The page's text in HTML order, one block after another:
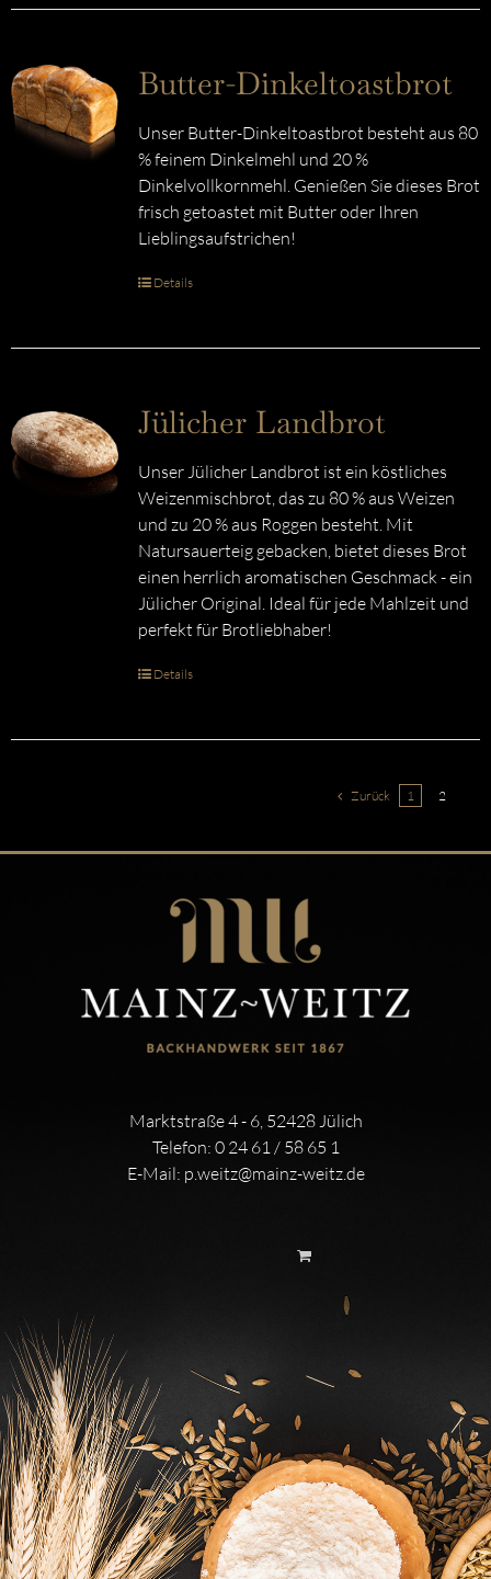
Butter-Dinkeltoastbrot
Unser Butter-Dinkeltoastbrot besteht aus 80
% feinem Dinkelmehl und 20 %
Dinkelvollkornmehl. Genießen Sie dieses Brot
frisch getoastet mit Butter oder Ihren
Lieblingsaufstrichen!
Details
Jülicher Landbrot
Unser Jülicher Landbrot ist ein köstliches
Weizenmischbrot, das zu 80 % aus Weizen
und zu 20 % aus Roggen besteht. Mit
Natursauerteig gebacken, bietet dieses Brot
einen herrlich aromatischen Geschmack - ein
Jülicher Original. Ideal für jede Mahlzeit und
perfekt für Brotliebhaber!
Details
Zurück 1 2
Marktstraße 4 - 6, 52428 Jülich
Telefon: 0 24 61 / 58 65 1
E-Mail: p.weitz@mainz-weitz.de